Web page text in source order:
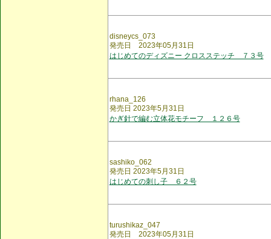
disneycs_073
発売日 2023年05月31日
はじめてのディズニー クロスステッチ ７３号
rhana_126
発売日 2023年5月31日
かぎ針で編む立体花モチーフ １２６号
sashiko_062
発売日 2023年5月31日
はじめての刺し子 ６２号
turushikaz_047
発売日 2023年05月31日